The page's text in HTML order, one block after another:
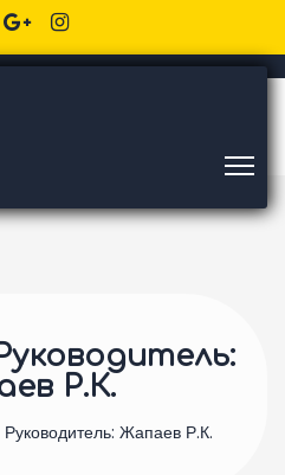
Руководитель:
Р.К.
Жапаев Р.К.